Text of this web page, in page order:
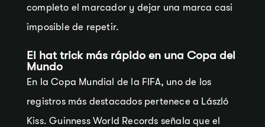
completo el marcador y dejar una marca casi
imposible de repetir.
El hat trick más rápido en una Copa del
Mundo
En la Copa Mundial de la FIFA, uno de los
registros más destacados pertenece a László
Kiss. Guinness World Records señala que el